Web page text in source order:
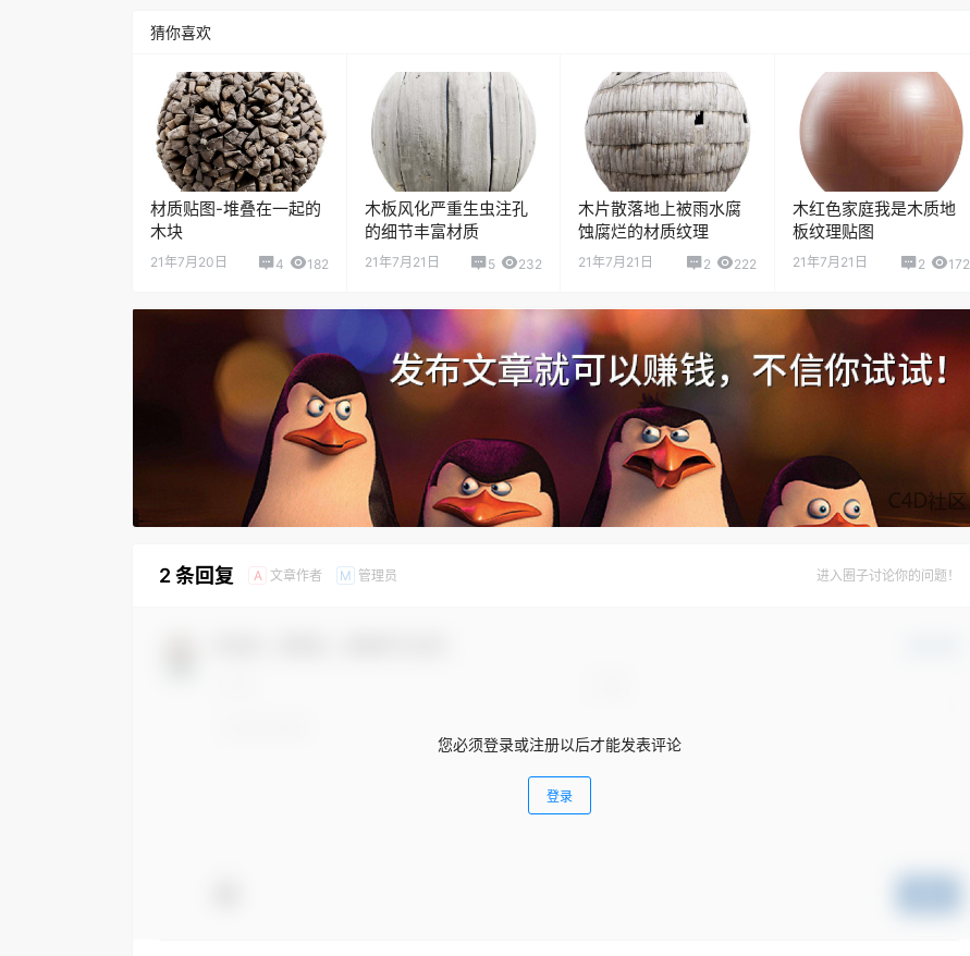
猜你喜欢
材质贴图-堆叠在一起的
木块
21年7月20日 4 182
木板风化严重生虫注孔
的细节丰富材质
21年7月21日 5 232
木片散落地上被雨水腐
蚀腐烂的材质纹理
21年7月21日 2 222
木红色家庭我是木质地
板纹理贴图
21年7月21日 2 172
2 条回复 A 文章作者 M 管理员 进入圈子讨论你的问题！
您必须登录或注册以后才能发表评论
登录